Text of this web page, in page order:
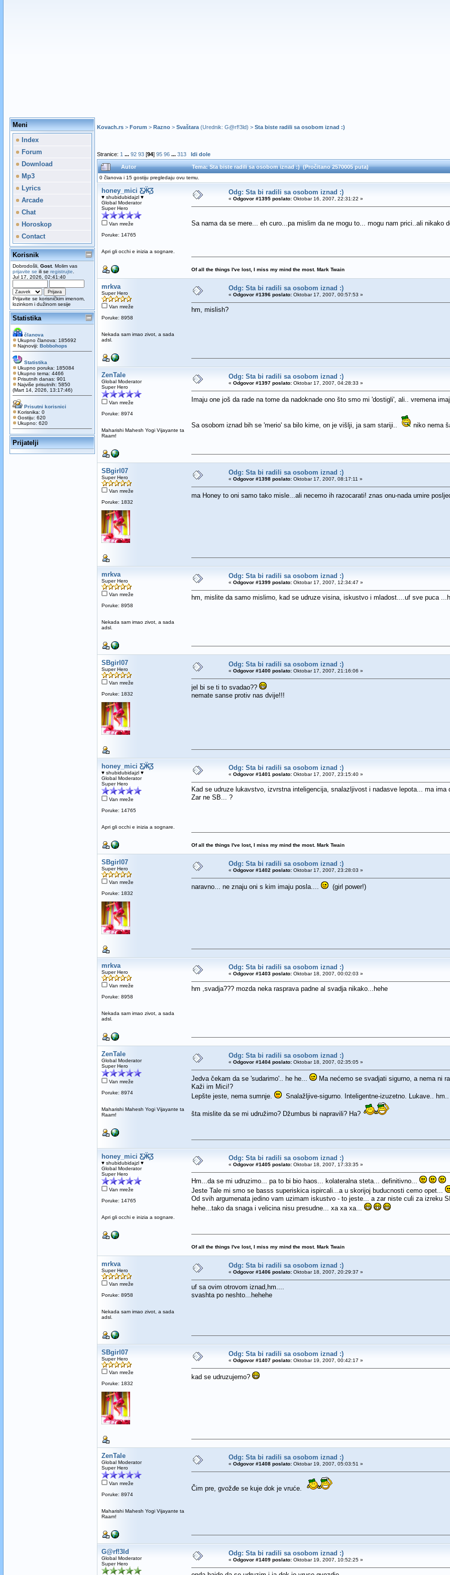
Meni
Index
Forum
Download
Mp3
Lyrics
Arcade
Chat
Horoskop
Contact
Korisnik
Dobrodošli, Gost. Molim vas
prijavite se ili se registrujte
Jul 17, 2026, 02:41:40
Prijavite se korisničkim imenom,
lozinkom i dužinom sesije
Statistika
članova
Ukupno članova: 185692
Najnoviji: Bobbohops
Statistika
Ukupno poruka: 185084
Ukupno tema: 4466
Prisutnih danas: 901
Najviše prisutnih: 5850
(Mart 14, 2026, 13:17:46)
Prisutni korisnici
Korisnika: 0
Gostiju: 620
Ukupno: 620
Prijatelji
Kovach.rs> Forum > Razno> Svaštara(Urednik: G@rf!3ld) > Sta biste radili sa osobom iznad :)
Stranice: 1 ... 92 93[94] 95 96 ... 313 Idi dole
Autor Tema: Sta biste radili sa osobom iznad :) (Pročitano 2570005 puta)
0 članova i 15 gostiju pregledaju ovu temu.
honey_mici Ƹ̵̡Ӝ̵̨̄Ʒ
♥ shubidubidajzl ♥
Global Moderator
Super Hero
Van mreže
Poruke: 14765
Apri gli occhi e inizia a sognare.
Odg: Sta bi radili sa osobom iznad :)
« Odgovor #1395 poslato:Oktobar 16, 2007, 22:31:22 »
Sa nama da se mere... eh curo...pa mislim da ne mogu to... mogu nam prici..ali nikako
Of all the things I've lost, I miss my mind the most. Mark Twain
mrkva
Super Hero
Van mreže
Poruke: 8958
Nekada sam imao zivot, a sada
adsl.
Odg: Sta bi radili sa osobom iznad :)
« Odgovor #1396 poslato:Oktobar 17, 2007, 00:57:53 »
hm, mislish?
ZenTale
Global Moderator
Super Hero
Van mreže
Poruke: 8974
Maharishi Mahesh Yogi Vijayante ta
Raam!
Odg: Sta bi radili sa osobom iznad :)
« Odgovor #1397 poslato:Oktobar 17, 2007, 04:28:33 »
Imaju one još da rade na tome da nadoknade ono što smo mi 'dostigli', ali.. vremena
Sa osobom iznad bih se 'merio' sa bilo kime, on je višlji, ja sam stariji.. niko nema
SBgirl07
Super Hero
Van mreže
Poruke: 1832
Odg: Sta bi radili sa osobom iznad :)
« Odgovor #1398 poslato:Oktobar 17, 2007, 08:17:11 »
ma Honey to oni samo tako misle...ali necemo ih razocarati! znas onu-nada umire
mrkva
Super Hero
Van mreže
Poruke: 8958
Nekada sam imao zivot, a sada
adsl.
Odg: Sta bi radili sa osobom iznad :)
« Odgovor #1399 poslato:Oktobar 17, 2007, 12:34:47 »
hm, mislite da samo mislimo, kad se udruze visina, iskustvo i mladost....uf sve puca
SBgirl07
Super Hero
Van mreže
Poruke: 1832
Odg: Sta bi radili sa osobom iznad :)
« Odgovor #1400 poslato:Oktobar 17, 2007, 21:16:06 »
jel bi se ti to svadao??
nemate sanse protiv nas dvije!!!
honey_mici Ƹ̵̡Ӝ̵̨̄Ʒ
♥ shubidubidajzl ♥
Global Moderator
Super Hero
Van mreže
Poruke: 14765
Apri gli occhi e inizia a sognare.
Odg: Sta bi radili sa osobom iznad :)
« Odgovor #1401 poslato:Oktobar 17, 2007, 23:15:40 »
Kad se udruze lukavstvo, izvrstna inteligencija, snalazljivost i nadasve lepota... ma ima
Zar ne SB... ?
Of all the things I've lost, I miss my mind the most. Mark Twain
SBgirl07
Super Hero
Van mreže
Poruke: 1832
Odg: Sta bi radili sa osobom iznad :)
« Odgovor #1402 poslato:Oktobar 17, 2007, 23:28:03 »
naravno... ne znaju oni s kim imaju posla.... (girl power!)
mrkva
Super Hero
Van mreže
Poruke: 8958
Nekada sam imao zivot, a sada
adsl.
Odg: Sta bi radili sa osobom iznad :)
« Odgovor #1403 poslato:Oktobar 18, 2007, 00:02:03 »
hm ,svadja??? mozda neka rasprava padne al svadja nikako...hehe
ZenTale
Global Moderator
Super Hero
Van mreže
Poruke: 8974
Maharishi Mahesh Yogi Vijayante ta
Raam!
Odg: Sta bi radili sa osobom iznad :)
« Odgovor #1404 poslato:Oktobar 18, 2007, 02:35:05 »
Jedva čekam da se 'sudarimo'.. he he...
Ma nećemo se svadjati sigurno, a nema ni
Kaži im Mici!?
Lepšte jeste, nema sumnje.
Snalažljive-sigurno. Inteligentne-izuzetno. Lukave..
šta mislite da se mi udružimo? Džumbus bi napravili? Ha?
honey_mici Ƹ̵̡Ӝ̵̨̄Ʒ
♥ shubidubidajzl ♥
Global Moderator
Super Hero
Van mreže
Poruke: 14765
Apri gli occhi e inizia a sognare.
Odg: Sta bi radili sa osobom iznad :)
« Odgovor #1405 poslato:Oktobar 18, 2007, 17:33:35 »
Hm...da se mi udruzimo... pa to bi bio haos... kolateralna steta... definitivno...
Jeste Tale mi smo se basss superiskica ispircali...a u skorijoj buducnosti cemo opet...
Od svih argumenata jedino vam uzimam iskustvo - to jeste... a zar niste culi za izreku
hehe...tako da snaga i velicina nisu presudne... xa xa xa...
Of all the things I've lost, I miss my mind the most. Mark Twain
mrkva
Super Hero
Van mreže
Poruke: 8958
Nekada sam imao zivot, a sada
adsl.
Odg: Sta bi radili sa osobom iznad :)
« Odgovor #1406 poslato:Oktobar 18, 2007, 20:29:37 »
uf sa ovim otrovom iznad,hm....
svashta po neshto...hehehe
SBgirl07
Super Hero
Van mreže
Poruke: 1832
Odg: Sta bi radili sa osobom iznad :)
« Odgovor #1407 poslato:Oktobar 19, 2007, 00:42:17 »
kad se udruzujemo?
ZenTale
Global Moderator
Super Hero
Van mreže
Poruke: 8974
Maharishi Mahesh Yogi Vijayante ta
Raam!
Odg: Sta bi radili sa osobom iznad :)
« Odgovor #1408 poslato:Oktobar 19, 2007, 05:03:51 »
Čim pre, gvožđe se kuje dok je vruće.
G@rf!3ld
Global Moderator
Super Hero
Odg: Sta bi radili sa osobom iznad :)
« Odgovor #1409 poslato:Oktobar 19, 2007, 10:52:25 »